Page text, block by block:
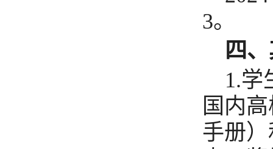
3。
四
1.学
国内
手册